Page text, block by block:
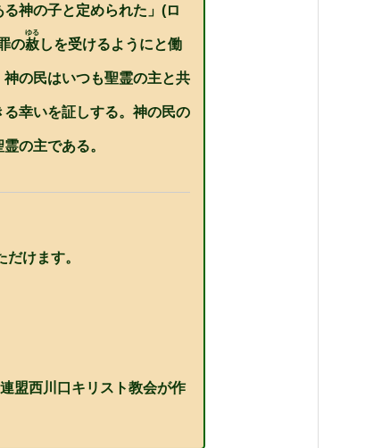
神の子と定められた」(ロ
の赦
ゆる
しを受けるようにと働
の民はいつも聖霊の主と共
幸いを証しする。神の民の
の主である。
けます。
盟西川口キリスト教会が作